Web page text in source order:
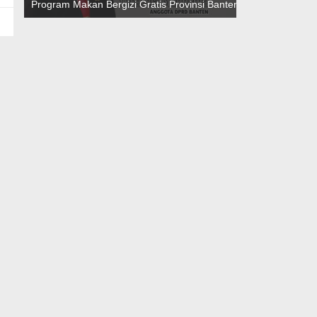
Program Makan Bergizi Gratis Provinsi Banten